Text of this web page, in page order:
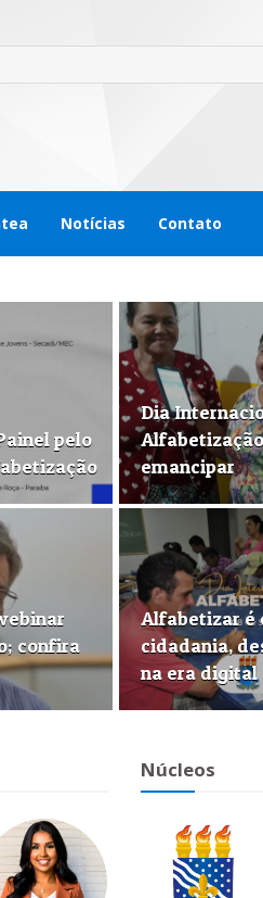
Notícias Contato
pelo
confira
Dia
emancipar
Alfabetizar é
cidadania,
na era digital
Núcleos